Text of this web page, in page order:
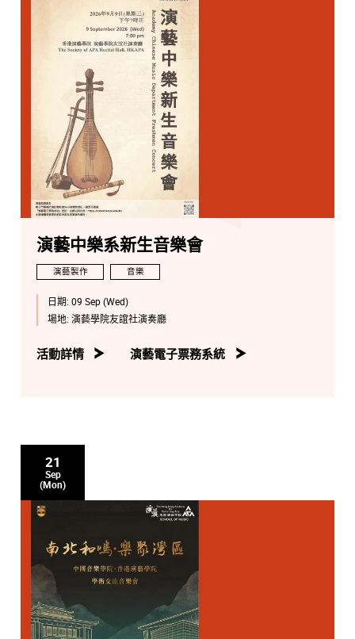
演藝中樂系新生音樂會
演藝製作 音樂
日期: 09 Sep (Wed)
場地: 演藝學院友誼社演奏廳
活動詳情 演藝電子票務系統
21
Sep
(Mon)